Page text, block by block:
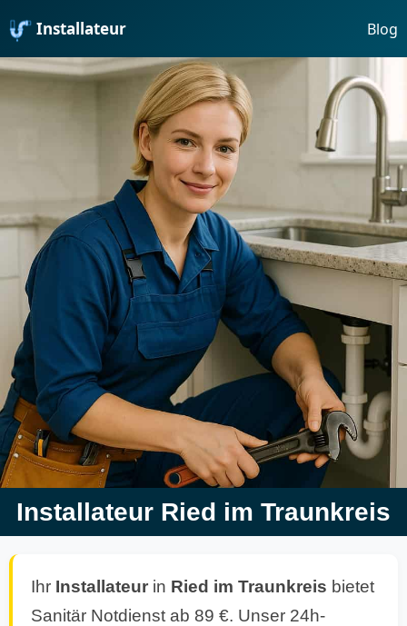
Installateur Blog
Installateur Ried im Traunkreis
Ihr Installateur in Ried im Traunkreis bietet
Sanitär Notdienst ab 89 €. Unser 24h-